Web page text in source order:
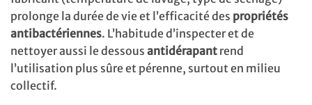
prolonge la durée de vie et l’efficacité des propriétés
antibactériennes. L’habitude d’inspecter et de
nettoyer aussi le dessous antidérapant rend
l’utilisation plus sûre et pérenne, surtout en milieu
collectif.